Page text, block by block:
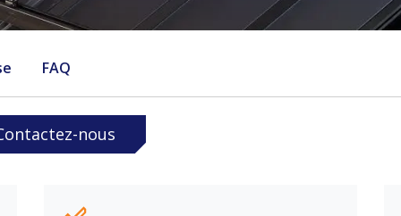
FAQ
nous
Pays
Oui, je souhaite m'abonner à la newsletter de Enstall
Envoyer